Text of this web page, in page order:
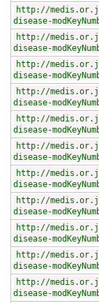
http://
disease-
http://
disease-
http://
disease-
http://
disease-
http://
disease-
http://
disease-
http://
disease-
http://
disease-
http://
disease-
http://
disease-
http://
disease-